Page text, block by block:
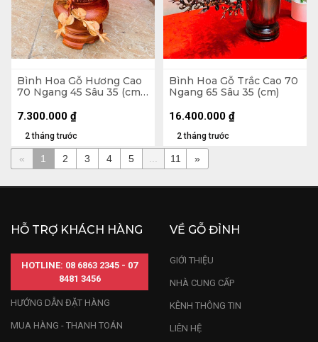
Bình Hoa Gỗ Hương Cao
70 Ngang 45 Sâu 35 (cm)
2 tháng trước
7.300.000 ₫
Bình Hoa Gỗ Trắc Cao 70
Ngang 65 Sâu 35 (cm)
2 tháng trước
16.400.000 ₫
« 1 2 3 4 5 11 »
HỖ TRỢ KHÁCH HÀNG
HOTLINE: 08 6863 2345 - 07
8481 3456
HƯỚNG DẪN ĐẶT HÀNG
MUA HÀNG - THANH TOÁN
VỀ GỖ ĐỈNH
GIỚI THIỆU
NHÀ CUNG CẤP
KÊNH THÔNG TIN
LIÊN HỆ